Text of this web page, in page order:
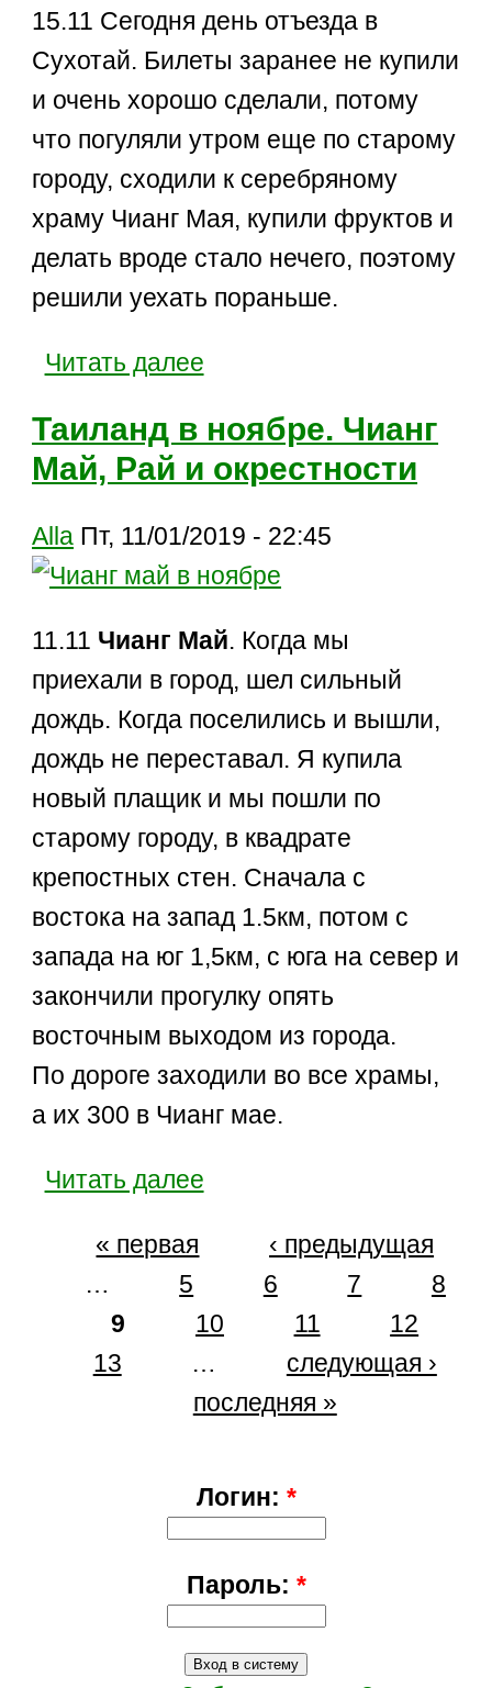
15.11 Сегодня день отъезда в
Сухотай. Билеты заранее не купили
и очень хорошо сделали, потому
что погуляли утром еще по старому
городу, сходили к серебряному
храму Чианг Мая, купили фруктов и
делать вроде стало нечего, поэтому
решили уехать пораньше.
Читать далее
Таиланд в ноябре. Чианг
Май, Рай и окрестности
Alla Пт, 11/01/2019 - 22:45
11.11 Чианг Май. Когда мы
приехали в город, шел сильный
дождь. Когда поселились и вышли,
дождь не переставал. Я купила
новый плащик и мы пошли по
старому городу, в квадрате
крепостных стен. Сначала с
востока на запад 1.5км, потом с
запада на юг 1,5км, с юга на север и
закончили прогулку опять
восточным выходом из города.
По дороге заходили во все храмы,
а их 300 в Чианг мае.
Читать далее
« первая
‹ предыдущая
…
5 6 7
8
9
10 11
12
13
…
следующая ›
последняя »
Логин: *
Пароль: *